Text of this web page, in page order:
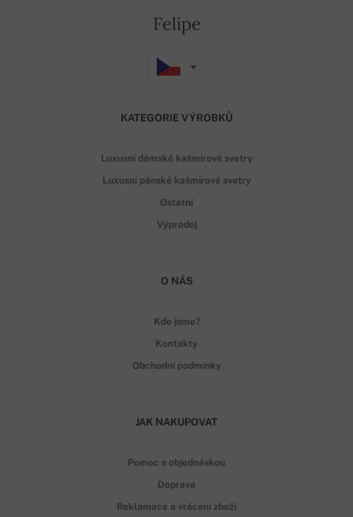
Felipe
KATEGORIE VÝROBKŮ
Luxusní dámské kašmírové svetry
Luxusní pánské kašmírové svetry
Ostatní
Výprodej
O NÁS
Kdo jsme?
Kontakty
Obchodní podmínky
JAK NAKUPOVAT
Pomoc s objednávkou
Doprava
Reklamace a vrácení zboží